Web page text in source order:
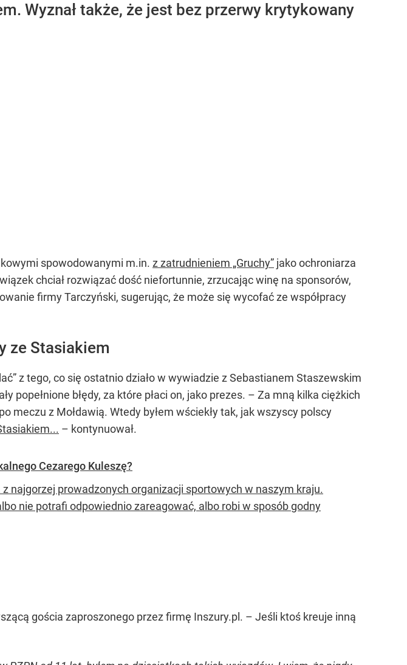
Wyznał także, że jest bez przerwy krytykowany
spowodowanymi m.in. z zatrudnieniem „Gruchy” jako ochroniarza
chciał rozwiązać dość niefortunnie, zrzucając winę na sponsorów,
firmy Tarczyński, sugerując, że może się wycofać ze współpracy
ze Stasiakiem
z tego, co się ostatnio działo w wywiadzie z Sebastianem Staszewskim
popełnione błędy, za które płaci on, jako prezes. – Za mną kilka ciężkich
meczu z Mołdawią. Wtedy byłem wściekły tak, jak wszyscy polscy
– kontynuował.
Cezarego Kuleszę?
z najgorzej prowadzonych organizacji sportowych w naszym kraju.
nie potrafi odpowiednio zareagować, albo robi w sposób godny
gościa zaproszonego przez firmę Inszury.pl. – Jeśli ktoś kreuje inną